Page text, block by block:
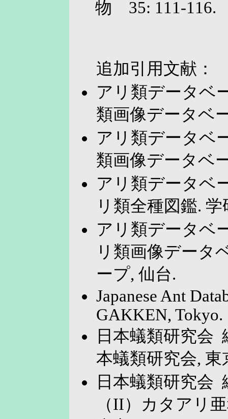
物 35: 111-116.
追加引用文献：
アリ類データベ
類画像データベ
アリ類データベ
類画像データベ
アリ類データベ
リ類全種図鑑. 学
アリ類データベ
リ類画像データ
ープ, 仙台.
Japanese Ant
GAKKEN, Tokyo.
日本蟻類研究会
本蟻類研究会, 東
日本蟻類研究会
（II）カタアリ